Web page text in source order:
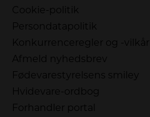
Cookie-politik
Persondatapolitik
Konkurrenceregler og -vilkår
Afmeld nyhedsbrev
Fødevarestyrelsens smiley
Hvidevare-ordbog
Forhandler portal